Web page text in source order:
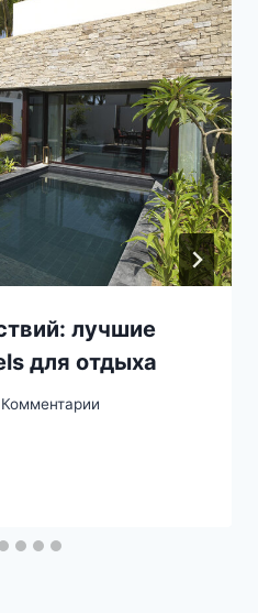
лучшие
для отдыха